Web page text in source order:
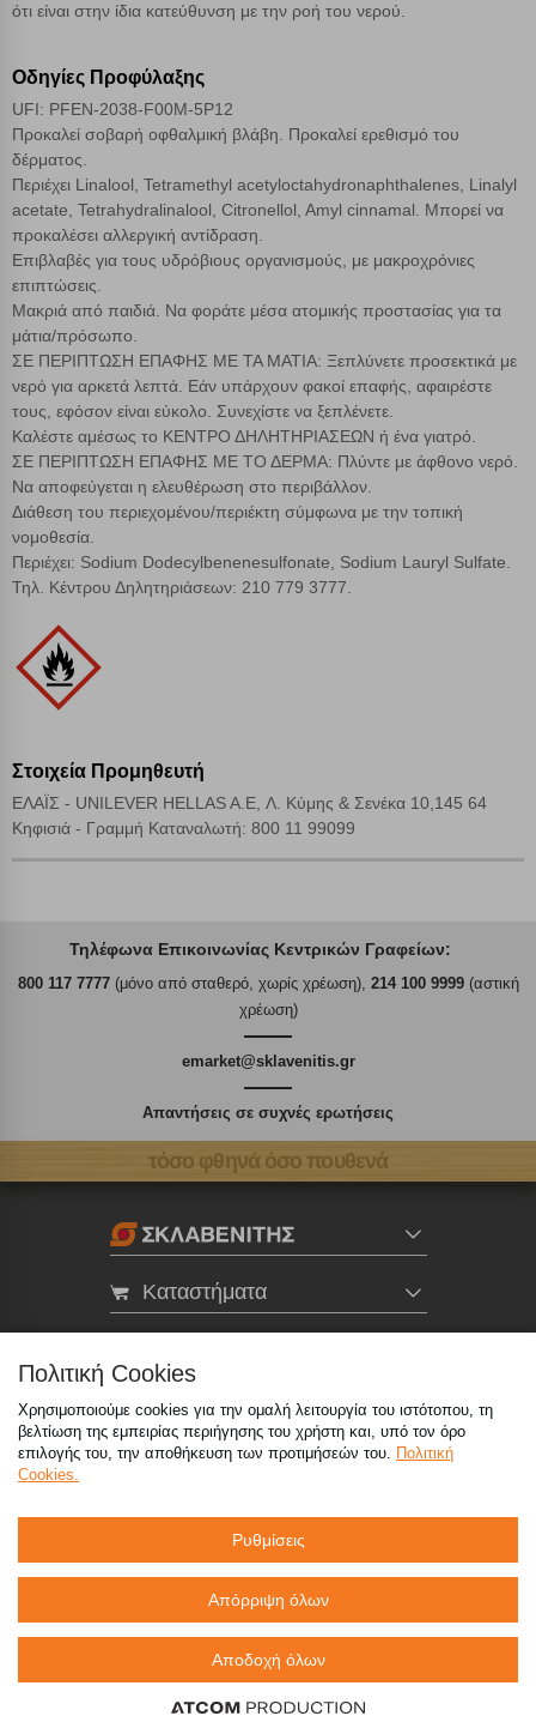
ότι είναι στην ίδια κατεύθυνση με την ροή του νερού.
Οδηγίες Προφύλαξης
UFI: PFEN-2038-F00M-5P12
Προκαλεί σοβαρή οφθαλμική βλάβη. Προκαλεί ερεθισμό του
δέρματος.
Περιέχει Linalool, Tetramethyl acetyloctahydronaphthalenes, Linalyl
acetate, Tetrahydralinalool, Citronellol, Amyl cinnamal. Μπορεί να
προκαλέσει αλλεργική αντίδραση.
Επιβλαβές για τους υδρόβιους οργανισμούς, με μακροχρόνιες
επιπτώσεις.
Μακριά από παιδιά. Να φοράτε μέσα ατομικής προστασίας για τα
μάτια/πρόσωπο.
ΣΕ ΠΕΡΙΠΤΩΣΗ ΕΠΑΦΗΣ ΜΕ ΤΑ ΜΑΤΙΑ: Ξεπλύνετε προσεκτικά με
νερό για αρκετά λεπτά. Εάν υπάρχουν φακοί επαφής, αφαιρέστε
τους, εφόσον είναι εύκολο. Συνεχίστε να ξεπλένετε.
Καλέστε αμέσως το ΚΕΝΤΡΟ ΔΗΛΗΤΗΡΙΑΣΕΩΝ ή ένα γιατρό.
ΣΕ ΠΕΡΙΠΤΩΣΗ ΕΠΑΦΗΣ ΜΕ ΤΟ ΔΕΡΜΑ: Πλύντε με άφθονο νερό.
Να αποφεύγεται η ελευθέρωση στο περιβάλλον.
Διάθεση του περιεχομένου/περιέκτη σύμφωνα με την τοπική
νομοθεσία.
Περιέχει: Sodium Dodecylbenenesulfonate, Sodium Lauryl Sulfate.
Τηλ. Κέντρου Δηλητηριάσεων: 210 779 3777.
Στοιχεία Προμηθευτή
ΕΛΑΪΣ - UNILEVER HELLAS A.E, Λ. Κύμης & Σενέκα 10,145 64
Κηφισιά - Γραμμή Καταναλωτή: 800 11 99099
Τηλέφωνα Επικοινωνίας Κεντρικών Γραφείων:
800 117 7777(μόνο από σταθερό, χωρίς χρέωση), 214 100 9999(αστική
χρέωση)
emarket@sklavenitis.gr
Απαντήσεις σε συχνές ερωτήσεις
τόσο φθηνά όσο πουθενά
Καταστήματα
800 117 7777 (μόνο από σταθερό, χωρίς χρέωση),
214 100 9999 (αστική χρέωση)
©2026 Όροι Χρήσης Πολιτική Απορρήτου
Πολιτική Cookies CCTV
Πολιτική Cookies
Χρησιμοποιούμε cookies για την ομαλή λειτουργία του ιστότοπου, τη
βελτίωση της εμπειρίας περιήγησης του χρήστη και, υπό τον όρο
επιλογής του, την αποθήκευση των προτιμήσεών του. Πολιτική
Cookies.
Ρυθμίσεις
Απόρριψη όλων
Αποδοχή όλων
Αποθήκευση ρυθμίσεων
Απόρριψη όλων
Αποδοχή όλων